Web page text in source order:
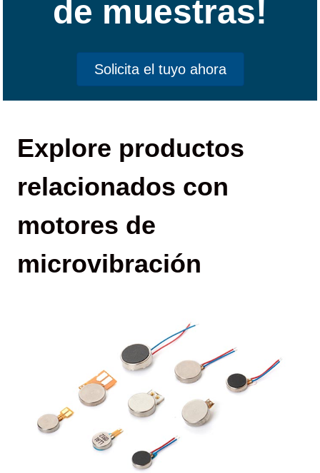
de muestras!
Solicita el tuyo ahora
Explore productos
relacionados con
motores de
microvibración